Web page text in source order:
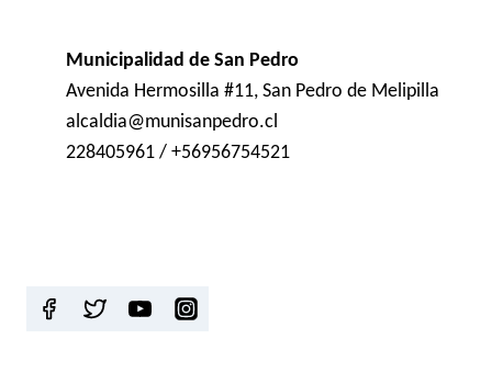
Municipalidad de San Pedro
Avenida Hermosilla #11, San Pedro de Melipilla
alcaldia@munisanpedro.cl
228405961 / +56956754521